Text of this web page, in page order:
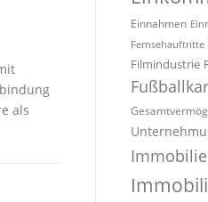
als
Einnahmen
Fernsehauftritte
Filmindustrie